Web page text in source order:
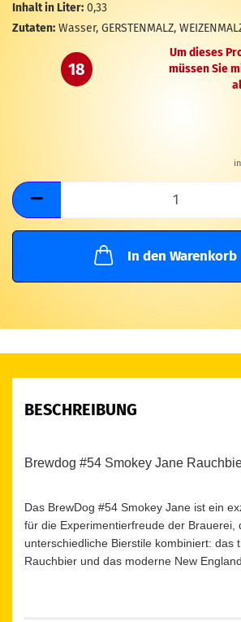
Inhalt in Liter: 0,33
Zutaten: Wasser, GERSTENMALZ,
18
Um dieses
müssen Sie
In den Warenkorb
BESCHREIBUNG
Brewdog #54 Smokey Jane
Das BrewDog #54 Smokey Jane ist ein
für die Experimentierfreude der Brauerei,
unterschiedliche Bierstile kombiniert: das
Rauchbier und das moderne New England